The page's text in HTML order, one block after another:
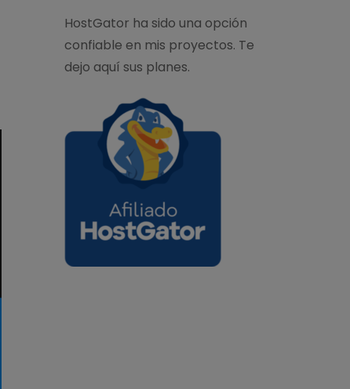
HostGator ha sido una opción
confiable en mis proyectos. Te
dejo aquí sus planes.